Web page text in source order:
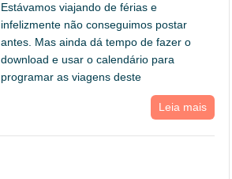
Estávamos viajando de férias e
infelizmente não conseguimos postar
antes. Mas ainda dá tempo de fazer o
download e usar o calendário para
programar as viagens deste
Leia mais